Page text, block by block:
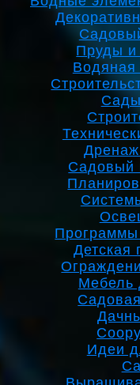
Пруды
Водяная
Дренаж
Садовый
Программы
Детская
Мебель
Идеи